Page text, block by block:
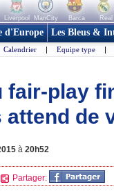
Liverpool ManCity Barca Real
d'Europe Les Bleus &
Calendrier | Equipe type |
fair-play
de
à 20h52
Partager: